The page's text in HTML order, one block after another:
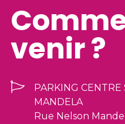
venir ?
PARKING CENTRE
MANDELA
Rue Nelson